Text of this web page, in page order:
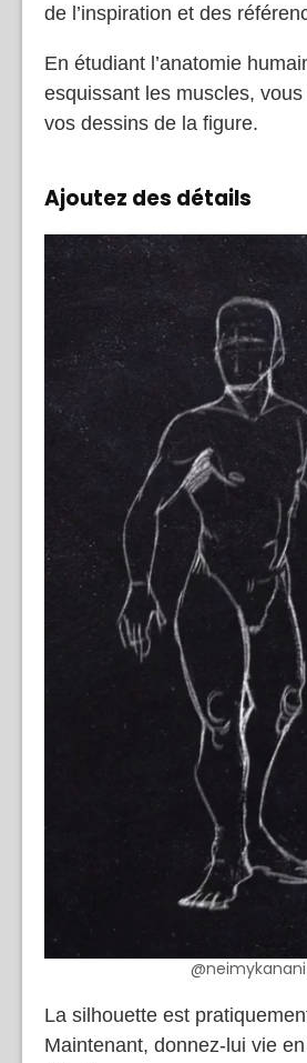
de l’inspiration et des
En étudiant l’anatomie
esquissant les muscles,
vos dessins de la figure.
Ajoutez des détails
@neimykanani
La silhouette est
Maintenant, donnez-lui vie